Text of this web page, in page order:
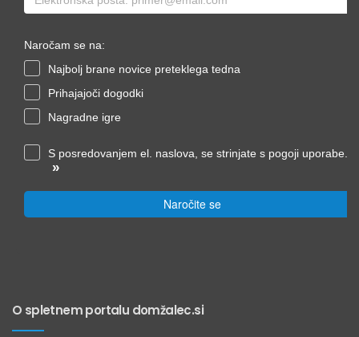
Naročam se na:
Najbolj brane novice preteklega tedna
Prihajajoči dogodki
Nagradne igre
S posredovanjem el. naslova, se strinjate s pogoji uporabe.
»
Naročite se
O spletnem portalu domžalec.si